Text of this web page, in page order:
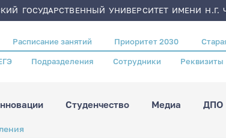
ГОСУДАРСТВЕННЫЙ УНИВЕРСИТЕТ ИМЕНИ Н.Г.
Расписание занятий Приоритет 2030
Подразделения Сотрудники Реквизиты
Студенчество Медиа ДПО